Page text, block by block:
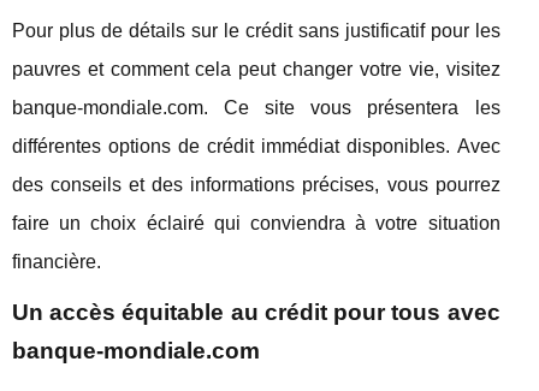
Pour plus de détails sur le crédit sans justificatif pour les
pauvres et comment cela peut changer votre vie, visitez
banque-mondiale.com. Ce site vous présentera les
différentes options de crédit immédiat disponibles. Avec
des conseils et des informations précises, vous pourrez
faire un choix éclairé qui conviendra à votre situation
financière.
Un accès équitable au crédit pour tous avec
banque-mondiale.com